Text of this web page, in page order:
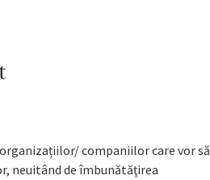
companiilor care vor să
neuitând de îmbunătăţirea